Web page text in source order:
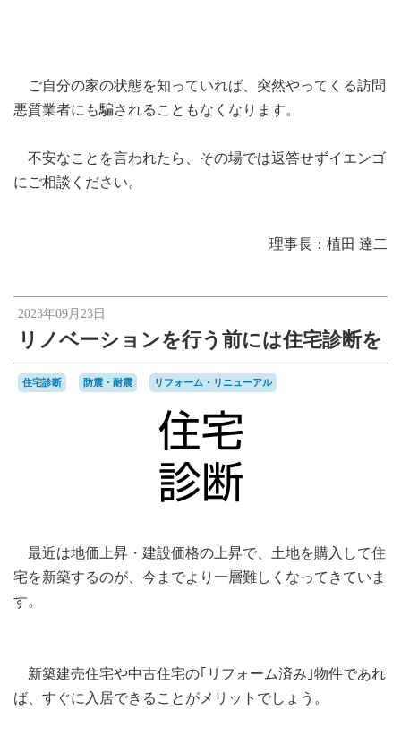
ご自分の家の状態を知っていれば、突然やってくる訪問
悪質業者にも騙されることもなくなります。
不安なことを言われたら、その場では返答せずイエンゴ
にご相談ください。
理事長：植田 達二
2023年09月23日
リノベーションを行う前には住宅診断を
住宅診断 防震・耐震 リフォーム・リニューアル
最近は地価上昇・建設価格の上昇で、土地を購入して住
宅を新築するのが、今までより一層難しくなってきていま
す。
新築建売住宅や中古住宅の｢リフォーム済み｣物件であれ
ば、すぐに入居できることがメリットでしょう。